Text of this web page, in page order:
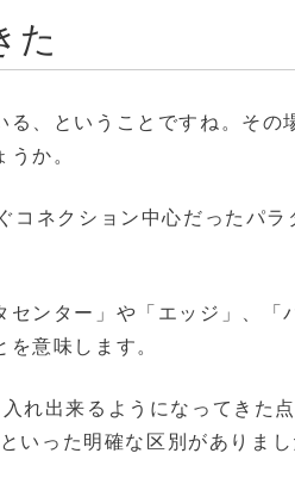
た
、ということですね。その
か。
コネクション中心だったパラ
ンター」や「エッジ」、「
意味します。
れ出来るようになってきた
いった明確な区別がありま